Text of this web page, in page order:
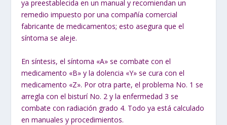
ya preestablecida en un manual y recomiendan un
remedio impuesto por una compañía comercial
fabricante de medicamentos; esto asegura que el
síntoma se aleje.
En síntesis, el síntoma «A» se combate con el
medicamento «B» y la dolencia «Y» se cura con el
medicamento «Z». Por otra parte, el problema No. 1 se
arregla con el bisturí No. 2 y la enfermedad 3 se
combate con radiación grado 4. Todo ya está calculado
en manuales y procedimientos.